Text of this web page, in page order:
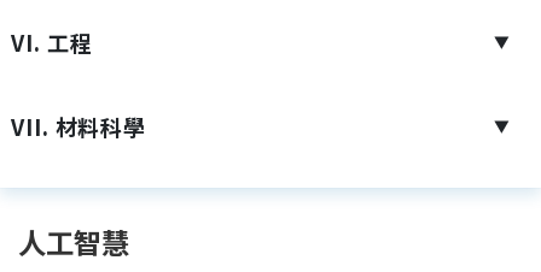
VI. 工程 ▼
VII. 材料科學 ▼
人工智慧